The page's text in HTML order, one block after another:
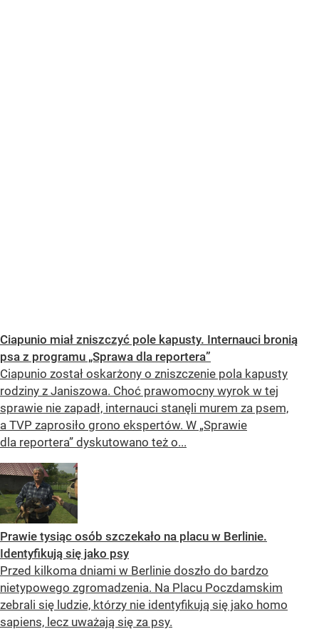
Ciapunio miał zniszczyć pole kapusty. Internauci bronią
psa z programu „Sprawa dla reportera”
Ciapunio został oskarżony o zniszczenie pola kapusty
rodziny z Janiszowa. Choć prawomocny wyrok w tej
sprawie nie zapadł, internauci stanęli murem za psem,
a TVP zaprosiło grono ekspertów. W „Sprawie
dla reportera” dyskutowano też o...
Prawie tysiąc osób szczekało na placu w Berlinie.
Identyfikują się jako psy
Przed kilkoma dniami w Berlinie doszło do bardzo
nietypowego zgromadzenia. Na Placu Poczdamskim
zebrali się ludzie, którzy nie identyfikują się jako homo
sapiens, lecz uważają się za psy.